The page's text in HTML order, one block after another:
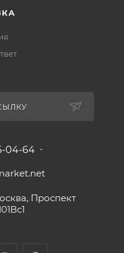
04-64
Проспект